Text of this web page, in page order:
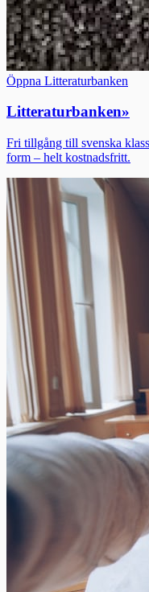
Öppna Litteraturbanken
Litteraturbanken»
Fri tillgång till svenska
form – helt kostnadsfritt.